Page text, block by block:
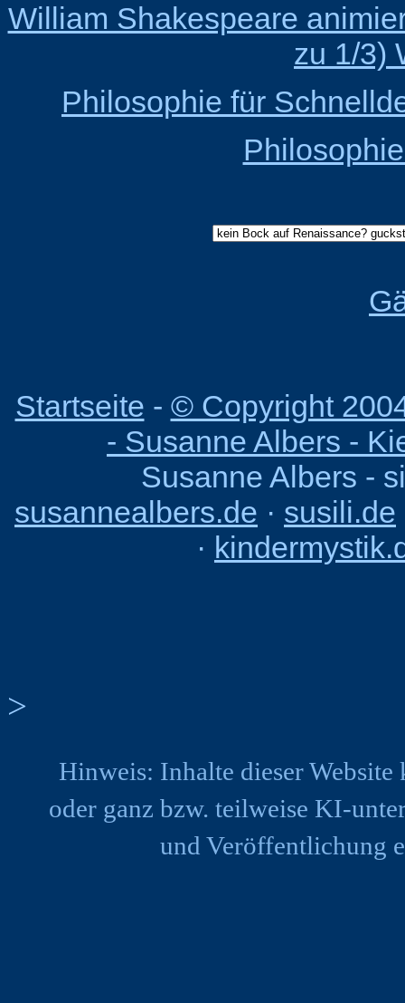
William Shakespeare
zu 1/3)
Philosophie für
Startseite - © Copyright
- Susanne Albers -
Susanne Albers -
susannealbers.de · susili.de
·
>
Hinweis: Inhalte dieser
oder ganz bzw. teilweise KI-
und Veröffentlichung